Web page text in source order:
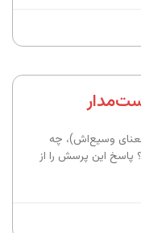
وسیع‌اش)، چه
پاسخ این پرسش را از